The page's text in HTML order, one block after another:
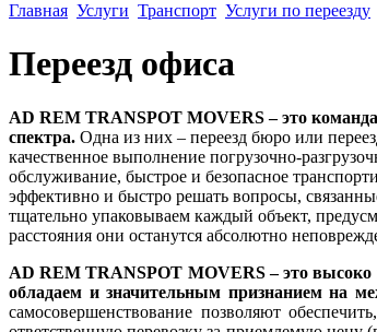
Главная Услуги Транспорт Услуги по переезду
Переезд офиса
AD REM TRANSPOT MOVERS – это
спектра. Одна из них – переезд бюро или
качественное выполнение погрузочно-
обслуживание, быстрое и безопасное
эффективно и быстро решать вопросы,
тщательно упаковываем каждый объект,
расстояния они останутся абсолютно
AD REM TRANSPOT MOVERS – это высоко
обладаем и значительным признанием на
самосовершенствование позволяют